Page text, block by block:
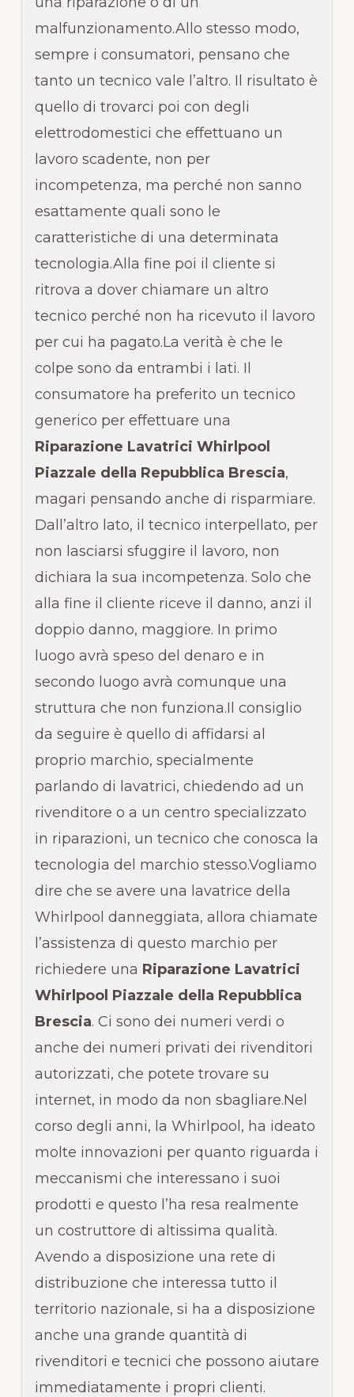
malfunzionamento.Allo stesso modo,
sempre i consumatori, pensano che
tanto un tecnico vale l’altro. Il risultato è
quello di trovarci poi con degli
elettrodomestici che effettuano un
lavoro scadente, non per
incompetenza, ma perché non sanno
esattamente quali sono le
caratteristiche di una determinata
tecnologia.Alla fine poi il cliente si
ritrova a dover chiamare un altro
tecnico perché non ha ricevuto il lavoro
per cui ha pagato.La verità è che le
colpe sono da entrambi i lati. Il
consumatore ha preferito un tecnico
generico per effettuare una
Riparazione Lavatrici Whirlpool
Piazzale della Repubblica Brescia,
magari pensando anche di risparmiare.
Dall’altro lato, il tecnico interpellato, per
non lasciarsi sfuggire il lavoro, non
dichiara la sua incompetenza. Solo che
alla fine il cliente riceve il danno, anzi il
doppio danno, maggiore. In primo
luogo avrà speso del denaro e in
secondo luogo avrà comunque una
struttura che non funziona.Il consiglio
da seguire è quello di affidarsi al
proprio marchio, specialmente
parlando di lavatrici, chiedendo ad un
rivenditore o a un centro specializzato
in riparazioni, un tecnico che conosca la
tecnologia del marchio stesso.Vogliamo
dire che se avere una lavatrice della
Whirlpool danneggiata, allora chiamate
l’assistenza di questo marchio per
richiedere una Riparazione Lavatrici
Whirlpool Piazzale della Repubblica
Brescia. Ci sono dei numeri verdi o
anche dei numeri privati dei rivenditori
autorizzati, che potete trovare su
internet, in modo da non sbagliare.Nel
corso degli anni, la Whirlpool, ha ideato
molte innovazioni per quanto riguarda i
meccanismi che interessano i suoi
prodotti e questo l’ha resa realmente
un costruttore di altissima qualità.
Avendo a disposizione una rete di
distribuzione che interessa tutto il
territorio nazionale, si ha a disposizione
anche una grande quantità di
rivenditori e tecnici che possono aiutare
immediatamente i propri clienti.